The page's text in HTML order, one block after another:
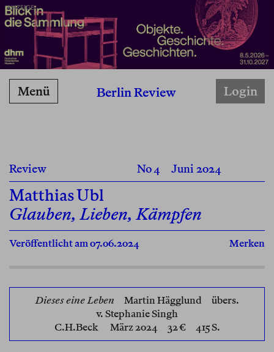
ANZEIGE
Berlin Review
Menü Login
Review No 4 Juni 2024
Matthias Ubl
Glauben, Lieben, Kämpfen
Veröffentlicht am 07.06.2024 Merken
Dieses eine Leben Martin Hägglund
übers.
v. Stephanie Singh
C.H.Beck
März 2024 32 € 415 S.